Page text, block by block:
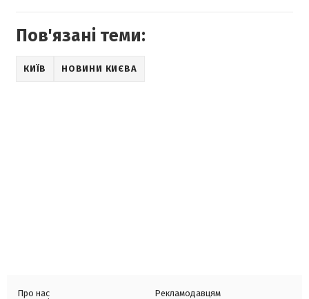
Пов'язані теми:
КИЇВ НОВИНИ КИЄВА
Про нас
Рекламодавцям